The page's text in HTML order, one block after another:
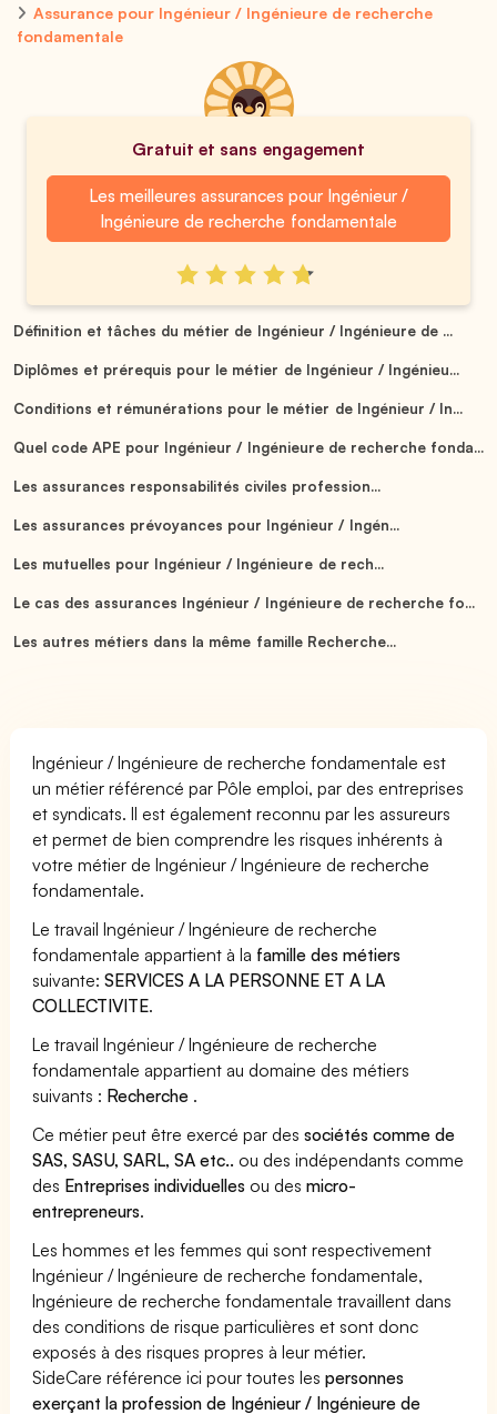
Assurance pour Ingénieur / Ingénieure de recherche
fondamentale
Gratuit et sans engagement
Les meilleures assurances pour Ingénieur /
Ingénieure de recherche fondamentale
Définition et tâches du métier de Ingénieur / Ingénieure de ...
Diplômes et prérequis pour le métier de Ingénieur / Ingénieu...
Conditions et rémunérations pour le métier de Ingénieur / In...
Quel code APE pour Ingénieur / Ingénieure de recherche fonda...
Les assurances responsabilités civiles profession...
Les assurances prévoyances pour Ingénieur / Ingén...
Les mutuelles pour Ingénieur / Ingénieure de rech...
Le cas des assurances Ingénieur / Ingénieure de recherche fo...
Les autres métiers dans la même famille Recherche...
Ingénieur / Ingénieure de recherche fondamentale est
un métier référencé par Pôle emploi, par des entreprises
et syndicats. Il est également reconnu par les assureurs
et permet de bien comprendre les risques inhérents à
votre métier de Ingénieur / Ingénieure de recherche
fondamentale.
Le travail Ingénieur / Ingénieure de recherche
fondamentale appartient à la famille des métiers
suivante:SERVICES A LA PERSONNE ET A LA
COLLECTIVITE.
Le travail Ingénieur / Ingénieure de recherche
fondamentale appartient au domaine des métiers
suivants : Recherche .
Ce métier peut être exercé par dessociétés comme de
SAS, SASU, SARL, SA etc.. ou des indépendants comme
des Entreprises individuelles ou desmicro-
entrepreneurs.
Les hommes et les femmes qui sont respectivement
Ingénieur / Ingénieure de recherche fondamentale,
Ingénieure de recherche fondamentale travaillent dans
des conditions de risque particulières et sont donc
exposés à des risques propres à leur métier.
SideCare référence ici pour toutes lespersonnes
exerçant la profession de Ingénieur / Ingénieure de